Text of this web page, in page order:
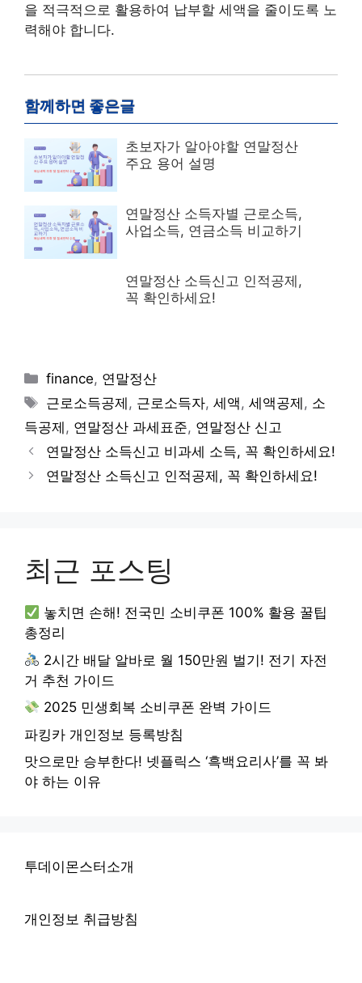
을 적극적으로 활용하여 납부할 세액을 줄이도록 노
력해야 합니다.
함께하면 좋은글
초보자가 알아야할 연말정산
주요 용어 설명
연말정산 소득자별 근로소득,
사업소득, 연금소득 비교하기
연말정산 소득신고 인적공제,
꼭 확인하세요!
Categories
finance, 연말정산
Tags
근로소득공제 , 근로소득자,세액,세액공제 , 소
득공제 , 연말정산 과세표준, 연말정산 신고
연말정산 소득신고 비과세 소득, 꼭 확인하세요!
연말정산 소득신고 인적공제, 꼭 확인하세요!
최근 포스팅
놓치면 손해! 전국민 소비쿠폰 100% 활용 꿀팁
총정리
2시간 배달 알바로 월 150만원 벌기! 전기 자전
거 추천 가이드
2025 민생회복 소비쿠폰 완벽 가이드
파킹카 개인정보 등록방침
맛으로만 승부한다! 넷플릭스 ‘흑백요리사’를 꼭 봐
야 하는 이유
투데이몬스터소개
개인정보 취급방침